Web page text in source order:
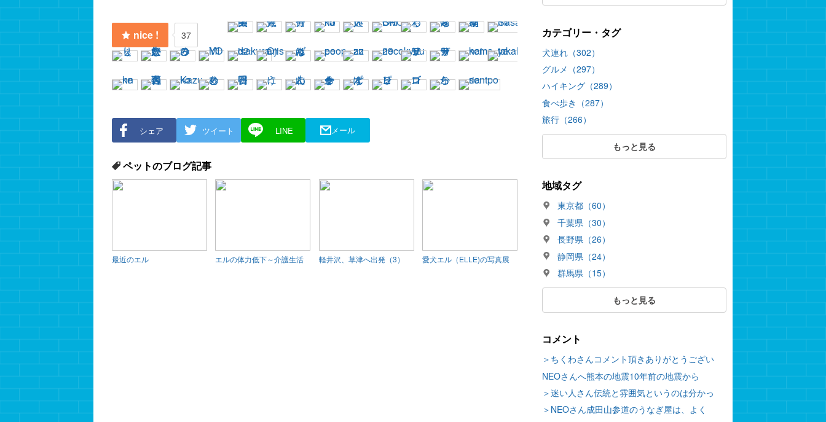
nice ! 37
シェア ツイート LINE メール
ペットのブログ記事
最近のエル エルの体力低下～介護生活 軽井沢、草津へ出発（3） 愛犬エル（ELLE)の写真展
カテゴリー・タグ
犬連れ（302）
グルメ（297）
ハイキング（289）
食べ歩き（287）
旅行（266）
もっと見る
地域タグ
東京都（60）
千葉県（30）
長野県（26）
静岡県（24）
群馬県（15）
もっと見る
コメント
＞ちくわさんコメント頂きありがとうござい
NEOさんへ熊本の地震10年前の地震から
＞迷い人さん伝統と雰囲気というのは分かっ
＞NEOさん成田山参道のうなぎ屋は、よく